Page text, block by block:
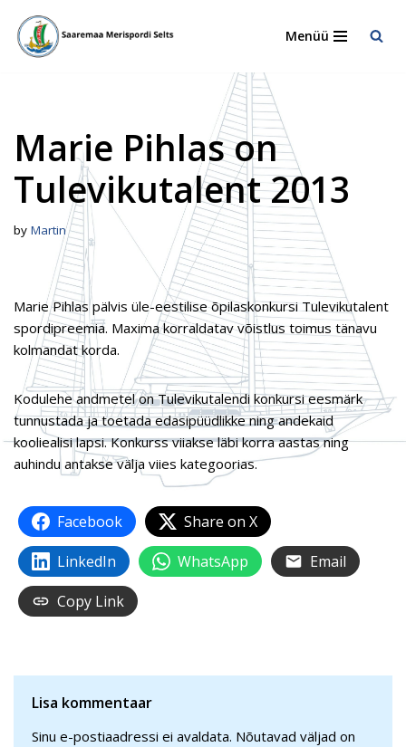
Skip
Menüü
Marie Pihlas on
Tulevikutalent 2013
by Martin
Marie Pihlas pälvis üle-eestilise õpilaskonkursi Tulevikutalent
spordipreemia. Maxima korraldatav võistlus toimus tänavu
kolmandat korda.
Kodulehe andmetel on Tulevikutalendi konkursi eesmärk
tunnustada ja toetada edasipüüdlikke ning andekaid
kooliealisi lapsi. Konkurss viiakse läbi korra aastas ning
auhindu antakse välja viies kategoorias.
Facebook
Share on X
LinkedIn
WhatsApp
Email
Copy Link
Lisa kommentaar
Sinu e-postiaadressi ei avaldata. Nõutavad väljad on